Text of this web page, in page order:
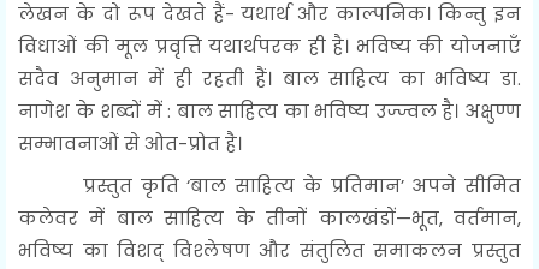
लेखन के दो रूप देखते हैं- यथार्थ और काल्पनिक। किन्तु इन
विधाओं की मूल प्रवृत्ति यथार्थपरक ही है। भविष्य की योजनाएँ
सदैव अनुमान में ही रहती हैं। बाल साहित्य का भविष्य डा.
नागेश के शब्दों में : बाल साहित्य का भविष्य उज्ज्वल है। अक्षुण्ण
सम्भावनाओं से ओत-प्रोत है।
प्रस्तुत कृति ‘बाल साहित्य के प्रतिमान’ अपने सीमित
कलेवर में बाल साहित्य के तीनों कालखंडों—भूत, वर्तमान,
भविष्य का विशद् विश्लेषण और संतुलित समाकलन प्रस्तुत